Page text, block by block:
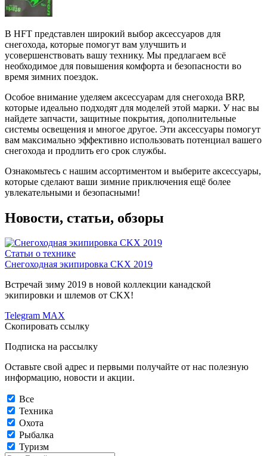
В HFT представлен широкий выбор аксессуаров для
снегохода, которые помогут вам улучшить и
усовершенствовать вашу технику. Мы предлагаем всё
необходимое для повышения комфорта и безопасности во
время зимних поездок.
Особое внимание уделяем аксессуарам для снегохода BRP,
которые идеально подходят для моделей этой марки. У нас вы
найдете запчасти, защитные покрытия, дополнительные
системы освещения и многое другое. Эти аксессуары помогут
вам максимально эффективно использовать потенциал вашего
снегохода и продлить его срок службы.
Ознакомьтесь с нашим ассортиментом и выберите аксессуары,
которые сделают ваши зимние приключения ещё более
увлекательными и безопасными!
Новости, статьи, обзоры
Статьи о технике
Снегоходная экипировка CKX 2019
Встречай зиму 2019 в новой коллекции канадской
экипировки и шлемов от CKX!
Telegram MAX
Скопировать ссылку
Подписка на рассылку
Оставьте свой адрес и первыми получайте от нас полезную
информацию, новости и акции.
Все
Техника
Охота
Рыбалка
Туризм